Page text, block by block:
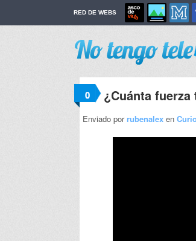
RED DE WEBS
0 ¿Cuánta
Enviado porrubenalex en